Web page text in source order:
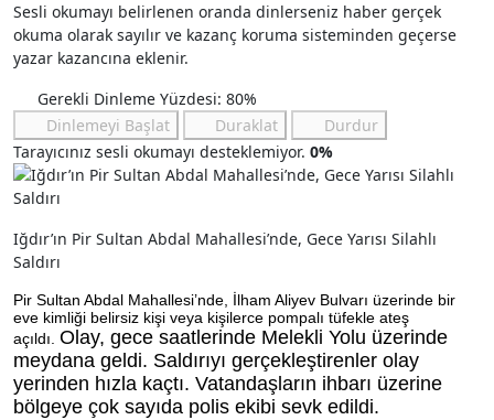
Sesli okumayı belirlenen oranda dinlerseniz haber gerçek
okuma olarak sayılır ve kazanç koruma sisteminden geçerse
yazar kazancına eklenir.
Gerekli Dinleme Yüzdesi: 80%
Dinlemeyi Başlat
Duraklat
Durdur
Tarayıcınız sesli okumayı desteklemiyor. 0%
Iğdır’ın Pir Sultan Abdal Mahallesi’nde, Gece Yarısı Silahlı
Saldırı
Pir Sultan Abdal Mahallesi’nde, İlham Aliyev Bulvarı üzerinde bir
eve kimliği belirsiz kişi veya kişilerce pompalı tüfekle ateş
açıldı. Olay, gece saatlerinde Melekli Yolu üzerinde
meydana geldi. Saldırıyı gerçekleştirenler olay
yerinden hızla kaçtı. Vatandaşların ihbarı üzerine
bölgeye çok sayıda polis ekibi sevk edildi.